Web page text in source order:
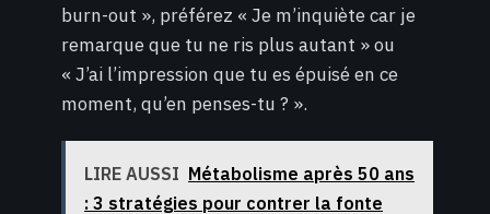
burn-out », préférez « Je m’inquiète car je
remarque que tu ne ris plus autant » ou
« J’ai l’impression que tu es épuisé en ce
moment, qu’en penses-tu ? ».
LIRE AUSSI Métabolisme après 50 ans
: 3 stratégies pour contrer la fonte